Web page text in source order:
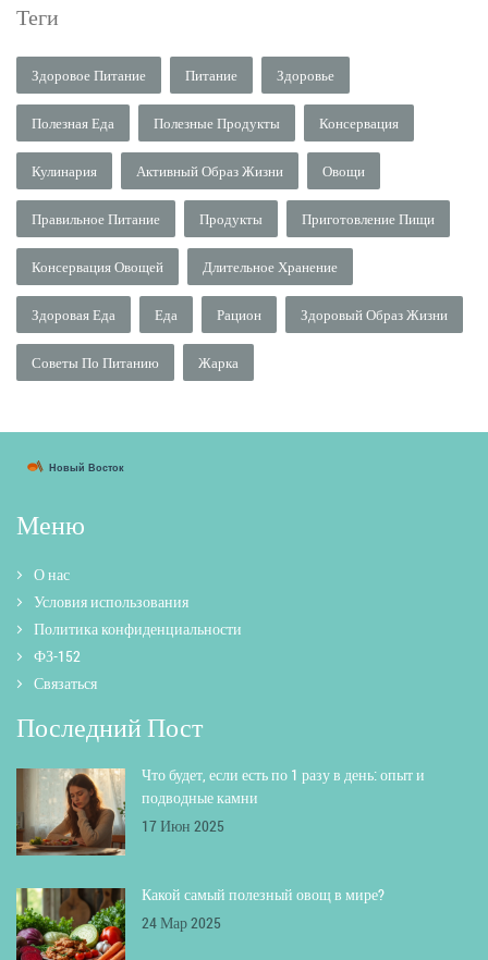
Теги
Здоровое Питание Питание Здоровье
Полезная Еда Полезные Продукты Консервация
Кулинария Активный Образ Жизни Овощи
Правильное Питание Продукты Приготовление Пищи
Консервация Овощей Длительное Хранение
Здоровая Еда Еда Рацион Здоровый Образ Жизни
Советы По Питанию Жарка
Меню
О нас
Условия использования
Политика конфиденциальности
ФЗ-152
Связаться
Последний Пост
Что будет, если есть по 1 разу в день: опыт и
подводные камни
17 Июн 2025
Какой самый полезный овощ в мире?
24 Мар 2025